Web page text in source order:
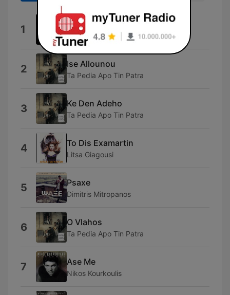
1 Medley Notis Sfakianakis
Notis Sfakianakis
2 Ise Allounou
Ta Pedia Apo Tin Patra
3 Ke Den Adeho
Ta Pedia Apo Tin Patra
4 To Dis Examartin
Litsa Giagousi
5 Psaxe
Dimitris Mitropanos
6 O Vlahos
Ta Pedia Apo Tin Patra
7 Ase Me
Nikos Kourkoulis